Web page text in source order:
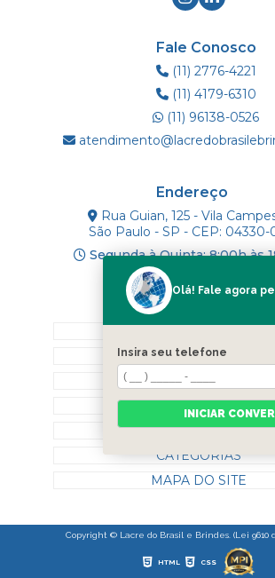
Fale Conosco
(11) 2776-4221
(11) 4179-6310
(11) 96138-0526
Endereço
Rua Guian, 125 - Vila
São Paulo - SP - CEP: 04330-
Segunda à Quinta: 8:00h às
Mapa do Site
SOBRE NÓS
PRODUTOS
BLOG
CONTATO
CATEGORIAS
MAPA DO SITE
Copyright © Lacre do Brasil e Brindes. (Lei 9610
HTML CSS
Olá! Fale agora
Insira seu telefone
INICIAR